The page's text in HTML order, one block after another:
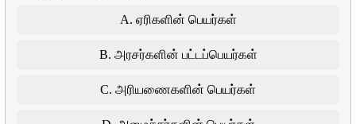
A. ஏரிகளின் பெயர்கள்
B. அரசர்களின் பட்டப்பெயர்கள்
C. அரியணைகளின் பெயர்கள்